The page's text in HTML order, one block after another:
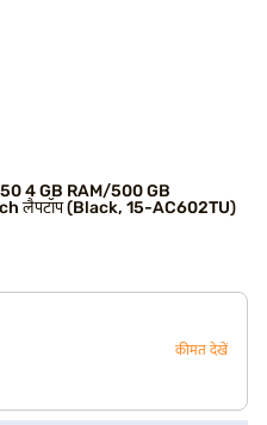
4 GB RAM/500 GB
लैपटॉप (Black, 15-AC602TU)
कीमत देखें